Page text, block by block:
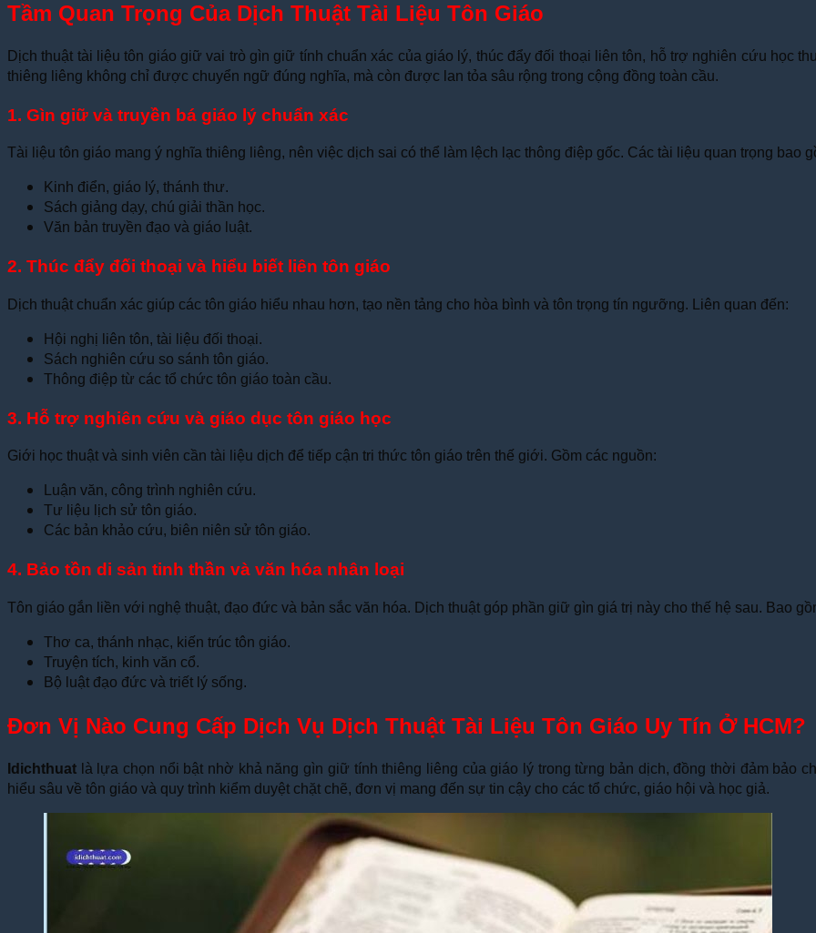
Tầm Quan Trọng Của Dịch Thuật Tài Liệu Tôn Giáo
Dịch thuật tài liệu tôn giáo giữ vai trò gìn giữ tính chuẩn xác của giáo lý, thúc đẩy đối thoại liên tôn, hỗ trợ nghiên cứu học
thiêng liêng không chỉ được chuyển ngữ đúng nghĩa, mà còn được lan tỏa sâu rộng trong cộng đồng toàn cầu.
1. Gìn giữ và truyền bá giáo lý chuẩn xác
Tài liệu tôn giáo mang ý nghĩa thiêng liêng, nên việc dịch sai có thể làm lệch lạc thông điệp gốc. Các tài liệu quan trọng bao
Kinh điển, giáo lý, thánh thư.
Sách giảng dạy, chú giải thần học.
Văn bản truyền đạo và giáo luật.
2. Thúc đẩy đối thoại và hiểu biết liên tôn giáo
Dịch thuật chuẩn xác giúp các tôn giáo hiểu nhau hơn, tạo nền tảng cho hòa bình và tôn trọng tín ngưỡng. Liên quan đến:
Hội nghị liên tôn, tài liệu đối thoại.
Sách nghiên cứu so sánh tôn giáo.
Thông điệp từ các tổ chức tôn giáo toàn cầu.
3. Hỗ trợ nghiên cứu và giáo dục tôn giáo học
Giới học thuật và sinh viên cần tài liệu dịch để tiếp cận tri thức tôn giáo trên thế giới. Gồm các nguồn:
Luận văn, công trình nghiên cứu.
Tư liệu lịch sử tôn giáo.
Các bản khảo cứu, biên niên sử tôn giáo.
4. Bảo tồn di sản tinh thần và văn hóa nhân loại
Tôn giáo gắn liền với nghệ thuật, đạo đức và bản sắc văn hóa. Dịch thuật góp phần giữ gìn giá trị này cho thế hệ sau. Bao
Thơ ca, thánh nhạc, kiến trúc tôn giáo.
Truyện tích, kinh văn cổ.
Bộ luật đạo đức và triết lý sống.
Đơn Vị Nào Cung Cấp Dịch Vụ Dịch Thuật Tài Liệu Tôn Giáo Uy Tín Ở HCM?
Idichthuat là lựa chọn nổi bật nhờ khả năng gìn giữ tính thiêng liêng của giáo lý trong từng bản dịch, đồng thời đảm bảo
hiểu sâu về tôn giáo và quy trình kiểm duyệt chặt chẽ, đơn vị mang đến sự tin cậy cho các tổ chức, giáo hội và học giả.